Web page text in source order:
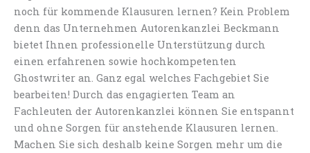
noch für kommende Klausuren lernen? Kein Problem
denn das Unternehmen Autorenkanzlei Beckmann
bietet Ihnen professionelle Unterstützung durch
einen erfahrenen sowie hochkompetenten
Ghostwriter an. Ganz egal welches Fachgebiet Sie
bearbeiten! Durch das engagierten Team an
Fachleuten der Autorenkanzlei können Sie entspannt
und ohne Sorgen für anstehende Klausuren lernen.
Machen Sie sich deshalb keine Sorgen mehr um die